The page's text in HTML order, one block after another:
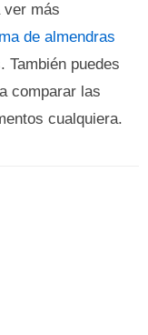
ver más
de almendras
También puedes
comparar las
cualquiera.